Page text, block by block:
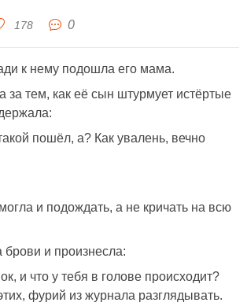
178 0
к нему подошла его мама.
за тем, как её сын штурмует истёртые
пошёл, а? Как увалень, вечно
и подождать, а не кричать на всю
и произнесла:
и что у тебя в голове происходит?
фурий из журнала разглядывать.